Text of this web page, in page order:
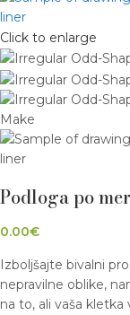
Click to enlarge
Podloga po
0.00€
Izboljšajte bivalni
nepravilne oblike,
na to, ali vaša